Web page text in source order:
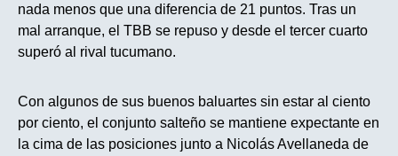
nada menos que una diferencia de 21 puntos. Tras un
mal arranque, el TBB se repuso y desde el tercer cuarto
superó al rival tucumano.
Con algunos de sus buenos baluartes sin estar al ciento
por ciento, el conjunto salteño se mantiene expectante en
la cima de las posiciones junto a Nicolás Avellaneda de